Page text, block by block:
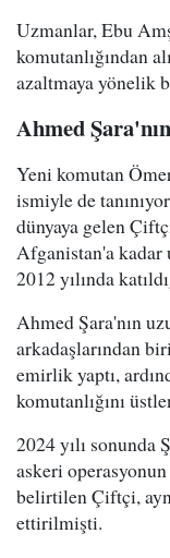
Uzmanlar, Ebu
komutanlığından
azaltmaya yönelik
Ahmed
Yeni komutan
ismiyle de
dünyaya gelen
Afganistan'a kadar
2012 yılında
Ahmed Şara'nın
arkadaşlarından
emirlik yaptı,
komutanlığını
2024 yılı sonunda
askeri
belirtilen Çiftçi,
ettirilmişti.